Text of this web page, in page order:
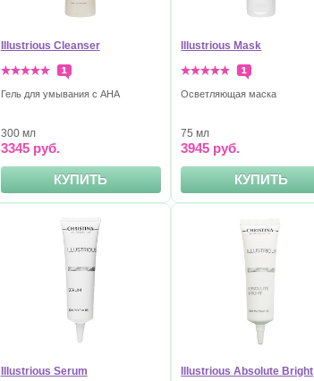
Illustrious Cleanser
1
Гель для умывания с АНА
300 мл
3345 руб.
КУПИТЬ
Illustrious Mask
1
Осветляющая маска
75 мл
3945 руб.
КУПИТЬ
Illustrious Serum Illustrious Absolute Bright